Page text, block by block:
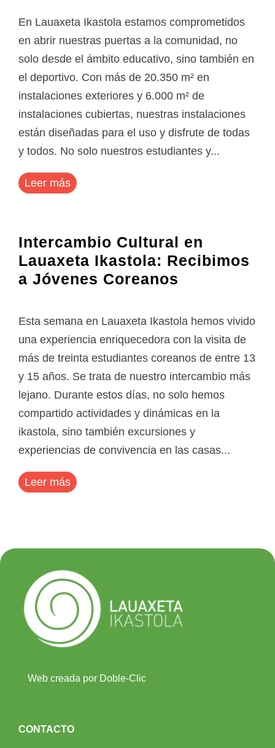
En Lauaxeta Ikastola estamos comprometidos
en abrir nuestras puertas a la comunidad, no
solo desde el ámbito educativo, sino también en
el deportivo. Con más de 20.350 m² en
instalaciones exteriores y 6.000 m² de
instalaciones cubiertas, nuestras instalaciones
están diseñadas para el uso y disfrute de todas
y todos. No solo nuestros estudiantes y...
Leer más
Intercambio Cultural en
Lauaxeta Ikastola: Recibimos
a Jóvenes Coreanos
Esta semana en Lauaxeta Ikastola hemos vivido
una experiencia enriquecedora con la visita de
más de treinta estudiantes coreanos de entre 13
y 15 años. Se trata de nuestro intercambio más
lejano. Durante estos días, no solo hemos
compartido actividades y dinámicas en la
ikastola, sino también excursiones y
experiencias de convivencia en las casas...
Leer más
Web creada por Doble-Clic
CONTACTO